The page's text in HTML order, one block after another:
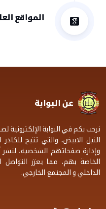
المواقع
عن البوابة
نرحب بكم في البوابة
النيل الابيض، والتي تتيح
وإدارة صفحاتهم الشخصية، لنشر
الخاصة بهم، مما يعزز
الداخلي و المجتمع الخارجي.